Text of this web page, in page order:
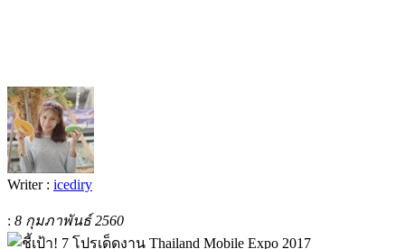
Writer : icediry
: 8 กุมภาพันธ์ 2560